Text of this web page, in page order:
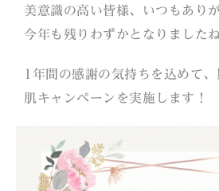
美意識の高い皆様、いつもあり
今年も残りわずかとなりましたね
1年間の感謝の気持ちを込めて
肌キャンペーンを実施します！